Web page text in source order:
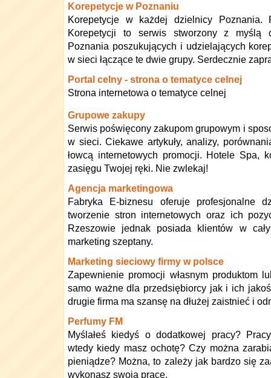
Korepetycje w Poznaniu
Korepetycje w każdej dzielnicy Poznania.
Korepetycji to serwis stworzony z myślą
Poznania poszukujących i udzielających
w sieci łączące te dwie grupy. Serdecznie
Portal celny - strona o tematyce celnej
Strona internetowa o tematyce celnej
Grupowe zakupy
Serwis poświęcony zakupom grupowym i
w sieci. Ciekawe artykuły, analizy,
łowcą internetowych promocji. Hotele Spa,
zasięgu Twojej ręki. Nie zwlekaj!
Agencja marketingowa
Fabryka E-biznesu oferuje profesjonalne
tworzenie stron internetowych oraz ich
Rzeszowie jednak posiada klientów w
marketing szeptany.
Marketing sieciowy firmy w polsce
Zapewnienie promocji własnym produktom
samo ważne dla przedsiębiorcy jak i ich
drugie firma ma szansę na dłużej zaistnieć i
Perfumy FM
Myślałeś kiedyś o dodatkowej pracy?
wtedy kiedy masz ochotę? Czy można
pieniądze? Można, to zależy jak bardzo się
wykonasz swoją pracę.